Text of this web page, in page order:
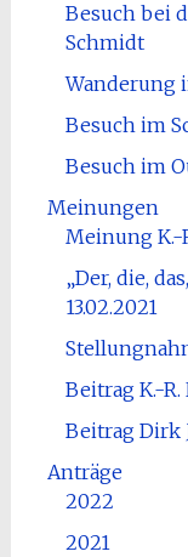
Besuch bei
Schmidt
Wanderung
Besuch im
Besuch im
Meinungen
Meinung K.-
„Der, die,
13.02.2021
Beitrag K.-R.
Beitrag Dirk
Anträge
2022
2021